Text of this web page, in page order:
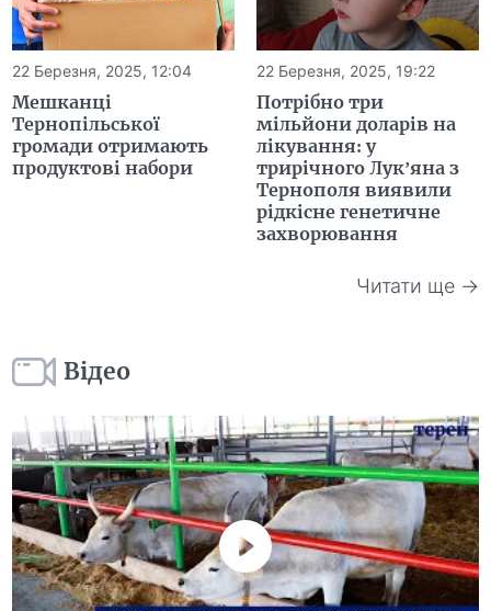
22 Березня, 2025, 12:04
Мешканці
Тернопільської
громади отримають
продуктові набори
22 Березня, 2025, 19:22
Потрібно три
мільйони доларів на
лікування: у
трирічного Лук’яна з
Тернополя виявили
рідкісне генетичне
захворювання
Читати ще →
Відео